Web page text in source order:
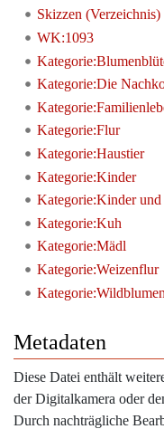
Skizzen (Verzeichnis)
WK:1093
Kategorie:Die
Kategorie:Flur
Kategorie:Haustier
Kategorie:Kinder
Kategorie:Kinder und
Kategorie:Kuh
Kategorie:Mädl
Kategorie:Weizenflur
Kategorie:Wildblumen
Metadaten
Diese Datei enthält
der Digitalkamera oder
Durch nachträgliche